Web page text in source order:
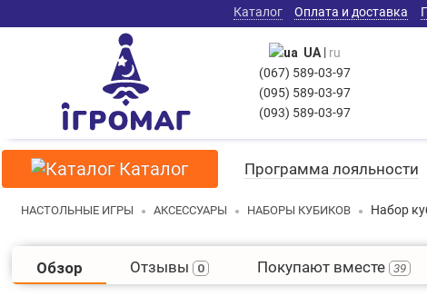
Каталог Оплата и доставка
UA| ru
(067) 589-03-97
(095) 589-03-97
(093) 589-03-97
Каталог Программа лояльности
НАСТОЛЬНЫЕ ИГРЫ АКСЕССУАРЫ НАБОРЫ КУБИКОВ Набор
Обзор Отзывы 0 Покупают вместе 39